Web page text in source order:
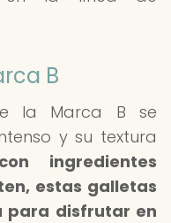
B
la Marca B se
y su textura
ingredientes
estas galletas
para disfrutar en